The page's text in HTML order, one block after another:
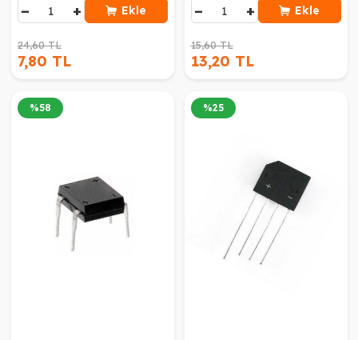
− + Ekle
24,60 TL
7,80 TL
− + Ekle
15,60 TL
13,20 TL
%58 %25